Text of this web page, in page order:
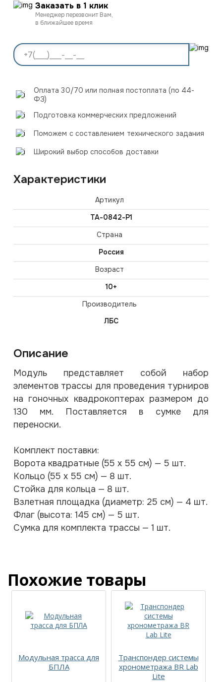
Заказать в 1 клик
Менеджер перезвонит Вам,
в ближайшее время
Оплата 30/70 или полная постоплата (по 44-
ФЗ)
Подготовка коммерческих предложений
Поможем с составлением технического задания
Широкий выбор способов доставки
Характеристики
Артикул
TA-0842-P1
Страна
Россия
Возраст
10+
Производитель
ЛБС
Описание
Модуль представляет собой набор
элементов трассы для проведения турниров
на гоночных квадрокоптерах размером до
130 мм. Поставляется в сумке для
переноски.
Комплект поставки:
Ворота квадратные (55 x 55 см) — 5 шт.
Кольцо (55 x 55 см) — 8 шт.
Стойка для кольца — 8 шт.
Взлетная площадка (диаметр: 25 см) — 4 шт.
Флаг (высота: 145 см) — 5 шт.
Сумка для комплекта трассы — 1 шт.
Похожие товары
Модульная трасса для
БПЛА
Транспондер системы
хронометража BR Lab
Lite